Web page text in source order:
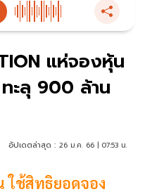
แห่จองหุ้น
ะลุ 900 ล้าน
อัปเดตล่าสุด : 26 ม.ค. 66 | 07:53 น.
ใช้สิทธิยอดจอง